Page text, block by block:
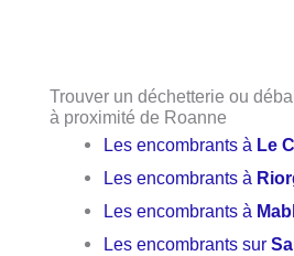
Trouver un déchetterie ou
à proximité de Roanne
Les encombrants à Le
Les encombrants à
Les encombrants à
Les encombrants sur